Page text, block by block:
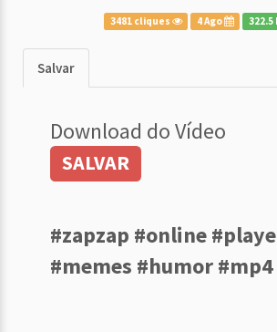
3481 cliques 4 Ago 322.5
Salvar
Download do Vídeo
SALVAR
#zapzap #online
#memes #humor